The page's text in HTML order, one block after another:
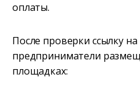
оплаты.
После проверки ссылку
предприниматели
площадках: